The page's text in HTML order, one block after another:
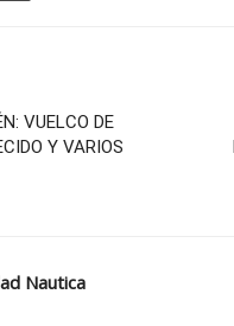
VUELCO DE
Y VARIOS
Nautica